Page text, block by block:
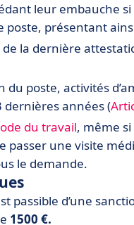
leur embauche si
présentant
la dernière
poste, activités
dernières années (
du travail, même
passer une visite
le demande.
passible d’une
1500 €.